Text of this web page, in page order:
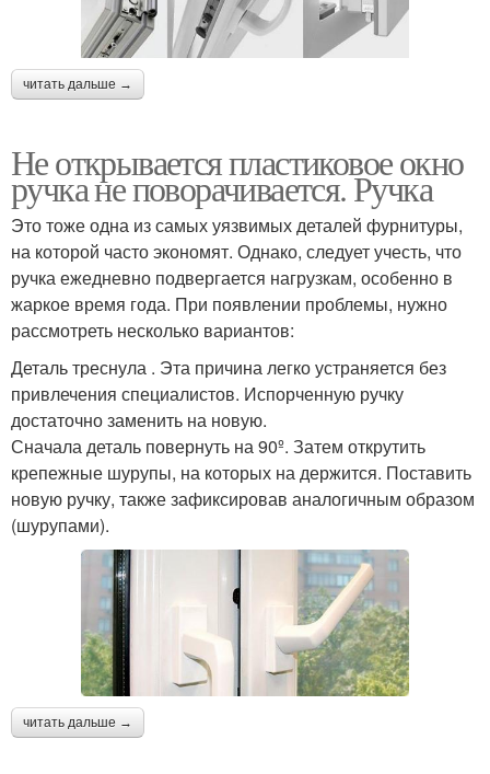
читать дальше →
Не открывается пластиковое окно
ручка не поворачивается. Ручка
Это тоже одна из самых уязвимых деталей фурнитуры,
на которой часто экономят. Однако, следует учесть, что
ручка ежедневно подвергается нагрузкам, особенно в
жаркое время года. При появлении проблемы, нужно
рассмотреть несколько вариантов:
Деталь треснула . Эта причина легко устраняется без
привлечения специалистов. Испорченную ручку
достаточно заменить на новую.
Сначала деталь повернуть на 90º. Затем открутить
крепежные шурупы, на которых на держится. Поставить
новую ручку, также зафиксировав аналогичным образом
(шурупами).
читать дальше →